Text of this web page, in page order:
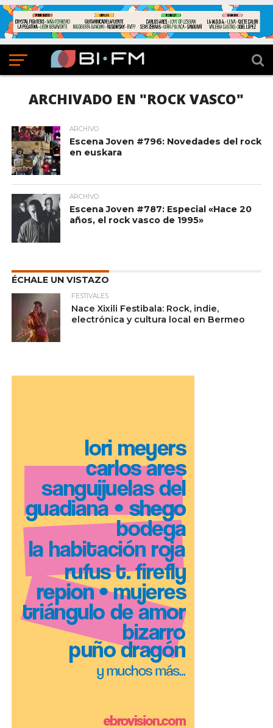
ARCHIVADO EN "ROCK VASCO"
ARCHIVO
Escena Joven #796: Novedades del rock
en euskara
ARCHIVO
Escena Joven #787: Especial «Hace 20
años, el rock vasco de 1995»
ÉCHALE UN VISTAZO
FESTIVALES
Nace Xixili Festibala: Rock, indie,
electrónica y cultura local en Bermeo